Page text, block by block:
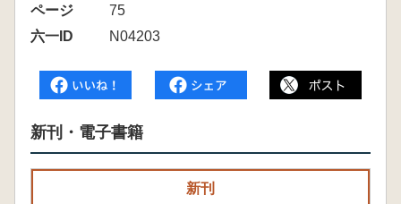
ページ
75
六一ID
N04203
新刊・電子書籍
新刊